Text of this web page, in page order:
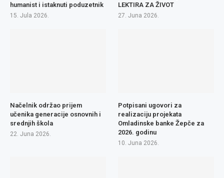
humanist i istaknuti poduzetnik
15. Jula 2026.
LEKTIRA ZA ŽIVOT
27. Juna 2026.
Načelnik održao prijem
učenika generacije osnovnih i
srednjih škola
22. Juna 2026.
Potpisani ugovori za
realizaciju projekata
Omladinske banke Žepče za
2026. godinu
10. Juna 2026.